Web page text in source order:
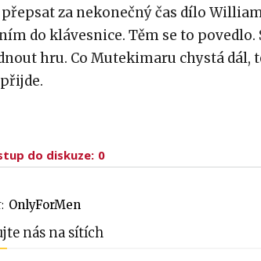
za nekonečný čas dílo
do klávesnice. Těm se to
hru. Co Mutekimaru chystá dál,
do diskuze: 0
OnlyForMen
nás na sítích